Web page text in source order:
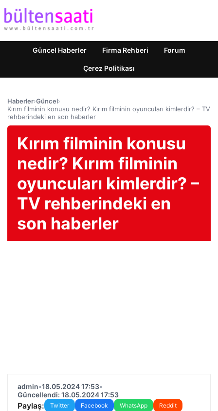
Güncel Haberler Firma Rehberi Forum
Çerez Politikası
Haberler›Güncel›
Kırım filminin konusu nedir? Kırım filminin oyuncuları kimlerdir? – TV
rehberindeki en son haberler
Kırım filminin konusu
nedir? Kırım filminin
oyuncuları kimlerdir? –
TV rehberindeki en
son haberler
admin•18.05.2024 17:53•
Güncellendi: 18.05.2024 17:53
Paylaş: Twitter Facebook WhatsApp
Reddit